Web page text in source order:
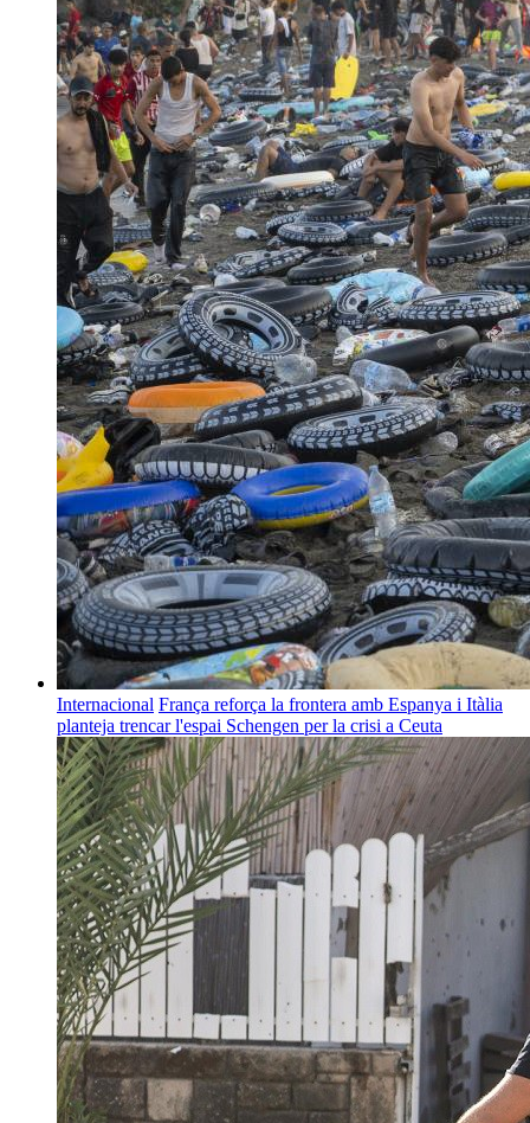
Internacional França reforça la frontera amb Espanya i Itàlia
planteja trencar l'espai Schengen per la crisi a Ceuta